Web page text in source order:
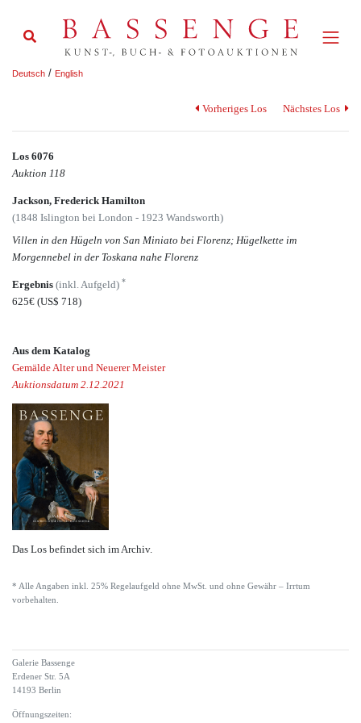
Deutsch / English
Vorheriges Los Nächstes Los
Los 6076
Auktion 118
Jackson, Frederick Hamilton
(1848 Islington bei London - 1923 Wandsworth)
Villen in den Hügeln von San Miniato bei Florenz; Hügelkette im
Morgennebel in der Toskana nahe Florenz
Ergebnis (inkl. Aufgeld) *
625€ (US$ 718)
Aus dem Katalog
Gemälde Alter und Neuerer Meister
Auktionsdatum 2.12.2021
Das Los befindet sich im Archiv.
* Alle Angaben inkl. 25% Regelaufgeld ohne MwSt. und ohne Gewähr – Irrtum
vorbehalten.
Galerie Bassenge
Erdener Str. 5A
14193 Berlin
Öffnungszeiten: